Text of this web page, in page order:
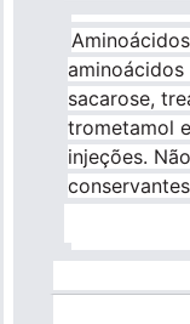
aminoácidos
sacarose,
trometamol
injeções.